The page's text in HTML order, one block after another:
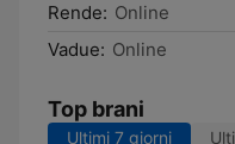
Rende: Online
Vadue: Online
Top brani
Ultimi 7 giorni